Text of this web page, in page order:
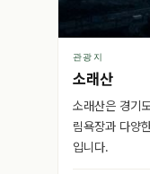
관광지
소래산
소래산은 경기
림욕장과 다양
입니다.